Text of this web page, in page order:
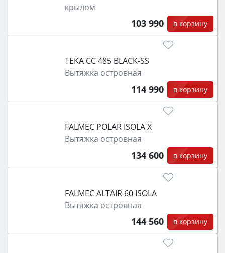
крылом
103 990 в корзину
TEKA CC 485 BLACK-SS
Вытяжка островная
114 990 в корзину
FALMEC POLAR ISOLA X
Вытяжка островная
134 600 в корзину
FALMEC ALTAIR 60 ISOLA
Вытяжка островная
144 560 в корзину